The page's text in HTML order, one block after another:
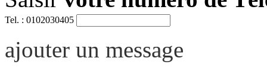
Tel. : 0102030405
ajouter un message